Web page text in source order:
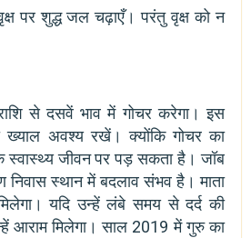
पर शुद्ध जल चढ़ाएँ। परंतु वृक्ष को न
से दसवें भाव में गोचर करेगा। इस
ख्याल अवश्य रखें। क्योंकि गोचर का
जीवन पर पड़ सकता है। जॉब
स्थान में बदलाव संभव है। माता
यदि उन्हें लंबे समय से दर्द की
आराम मिलेगा। साल 2019 में गुरु का